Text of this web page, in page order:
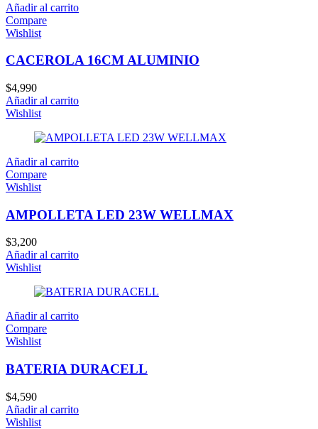
Añadir al carrito
Compare
Wishlist
CACEROLA 16CM ALUMINIO
$4,990
Añadir al carrito
Wishlist
Añadir al carrito
Compare
Wishlist
AMPOLLETA LED 23W WELLMAX
$3,200
Añadir al carrito
Wishlist
Añadir al carrito
Compare
Wishlist
BATERIA DURACELL
$4,590
Añadir al carrito
Wishlist